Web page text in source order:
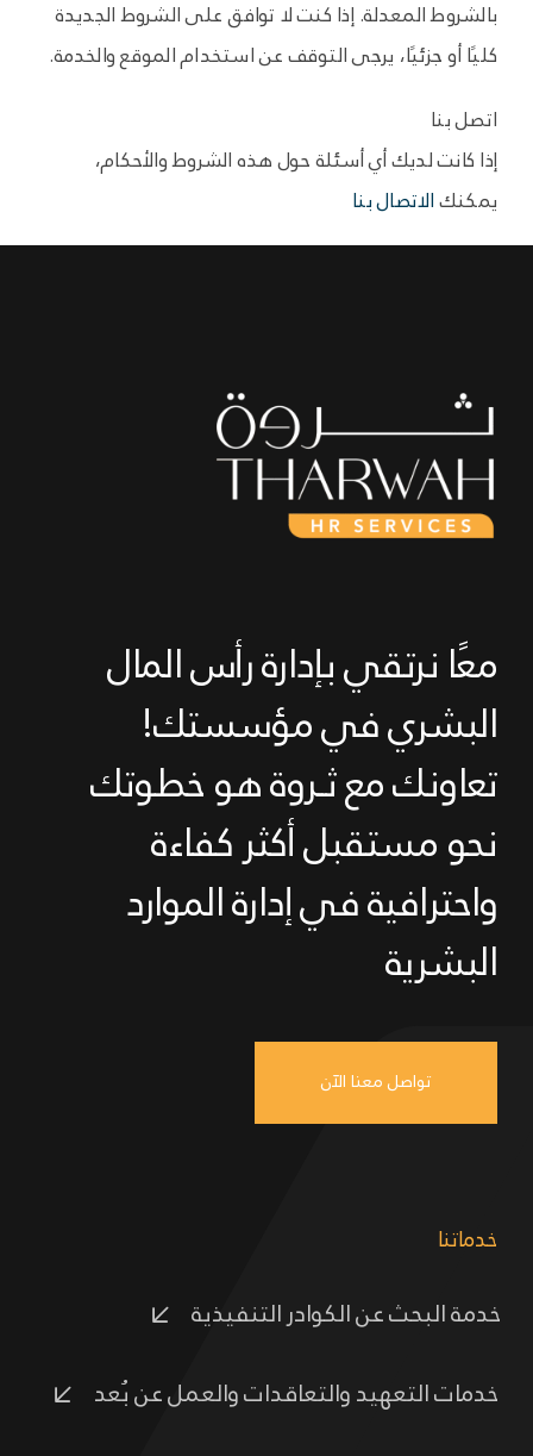
بالشروط المعدلة. إذا كنت لا توافق على الشروط الجديدة
كليًا أو جزئيًا، يرجى التوقف عن استخدام الموقع والخدمة.
اتصل بنا
إذا كانت لديك أي أسئلة حول هذه الشروط والأحكام،
يمكنكالاتصال بنا
معًا نرتقي بإدارة رأس المال
البشري في مؤسستك!
تعاونك مع ثــروة هو خطوتك
نحو مستقبل أكثر كفاءة
واحترافية في إدارة الموارد
البشرية
تواصل معنا الآن
خدماتنا
خدمة البحث عن الكوادر التنفيذية
خدمات التعهيد والتعاقدات والعمل عن بُعد